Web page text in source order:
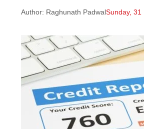
Author: Raghunath PadwalSunday, 31